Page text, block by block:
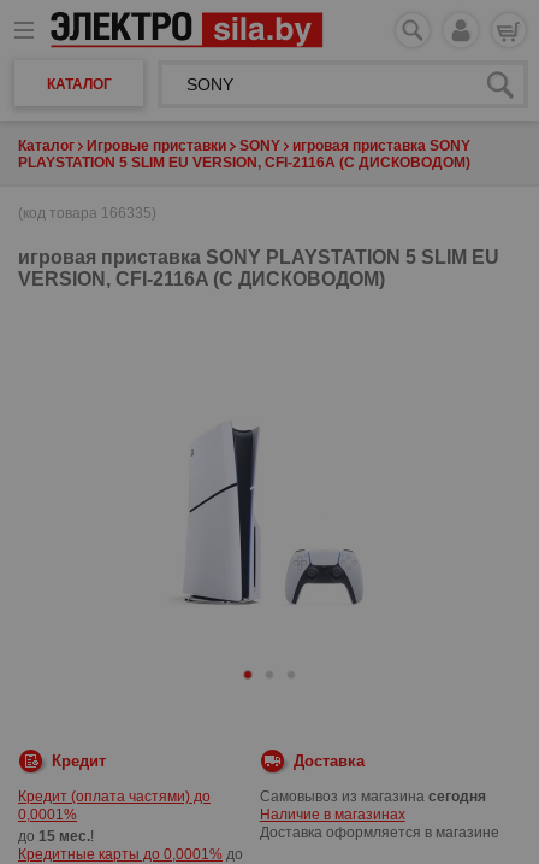
КАТАЛОГ
Каталог Игровые приставки SONY
игровая приставка SONY
PLAYSTATION 5 SLIM EU VERSION, CFI-2116A (С ДИСКОВОДОМ)
(код товара 166335)
игровая приставка SONY PLAYSTATION 5 SLIM EU
VERSION, CFI-2116A (С ДИСКОВОДОМ)
Кредит
Кредит (оплата частями) до
0,0001%
до 15 мес.!
Кредитные карты до 0,0001% до
Доставка
Самовывоз из магазина сегодня
Наличие в магазинах
Доставка оформляется в магазине